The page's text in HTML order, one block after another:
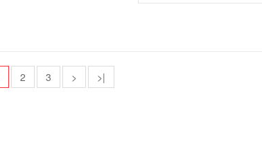
2 3 > >|